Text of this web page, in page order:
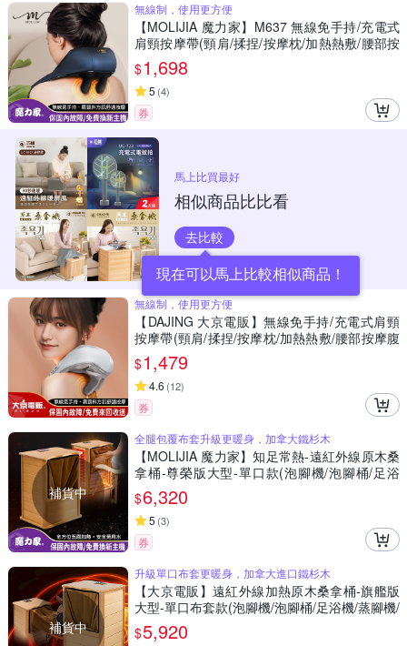
無線制，使用更方便
【MOLIJIA 魔力家】M637 無線免手持/充電式
肩頸按摩帶(頸肩/揉捏/按摩枕/加熱熱敷/腰部按
摩/背部按摩/腳部按摩/腹部按摩)
$1,698
5 (4)
券
馬上比買最好
相似商品比比看
去比較
現在可以馬上比較相似商品！
無線制，使用更方便
【DAJING 大京電販】無線免手持/充電式肩頸
按摩帶(頸肩/揉捏/按摩枕/加熱熱敷/腰部按摩腹
部按摩)
$1,479
4.6 (12)
券
補貨中
全腿包覆布套升級更暖身，加拿大鐵杉木
【MOLIJIA 魔力家】知足常熱-遠紅外線原木桑
拿桶-尊榮版大型-單口款(泡腳機/泡腳桶/足浴
機/蒸腳機/烘腳機/暖腳機)
$6,320
5 (3)
券
補貨中
升級單口布套更暖身，加拿大進口鐵杉木
【大京電販】遠紅外線加熱原木桑拿桶-旗艦版
大型-單口布套款(泡腳機/泡腳桶/足浴機/蒸腳機/
烘腳機/暖腳機)
$5,920